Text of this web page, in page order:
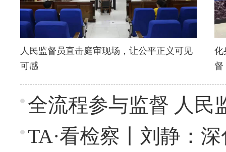
人民监督员直击庭审现场，让公平正义可见
可感
化
督
全流程参与监督 人民
TA·看检察丨刘静：